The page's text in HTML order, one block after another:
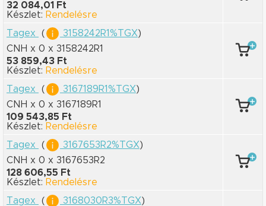
32 084,01 Ft
Készlet: Rendelésre
Tagex
( 3158242R1%TGX)
CNH x 0 x 3158242R1
53 859,43 Ft
Készlet: Rendelésre
Tagex
( 3167189R1%TGX)
CNH x 0 x 3167189R1
109 543,85 Ft
Készlet: Rendelésre
Tagex
( 3167653R2%TGX)
CNH x 0 x 3167653R2
128 606,55 Ft
Készlet: Rendelésre
Tagex
( 3168030R3%TGX)